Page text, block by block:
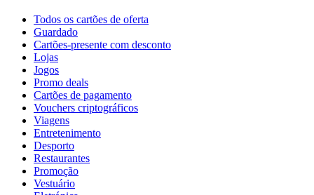
Todos os cartões de oferta
Guardado
Cartões-presente com desconto
Lojas
Jogos
Promo deals
Cartões de pagamento
Vouchers criptográficos
Viagens
Entretenimento
Desporto
Restaurantes
Promoção
Vestuário